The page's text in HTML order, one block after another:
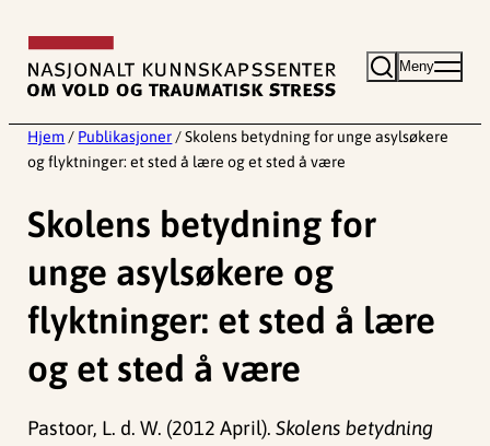
innhold
Meny
Hjem / Publikasjoner / Skolens betydning for unge asylsøkere
og flyktninger: et sted å lære og et sted å være
Skolens betydning for
unge asylsøkere og
flyktninger: et sted å lære
og et sted å være
Pastoor, L. d. W. (2012 April).Skolens betydning